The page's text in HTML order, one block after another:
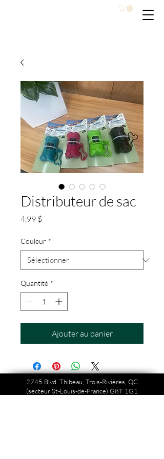
Distributeur de sac
4,99 $Prix
Couleur *
Quantité *
Ajouter au panier
2745 Blvd. Thibeau, Trois-Rivières, QC
(secteur St-Louis-de-France) G8T 1G1